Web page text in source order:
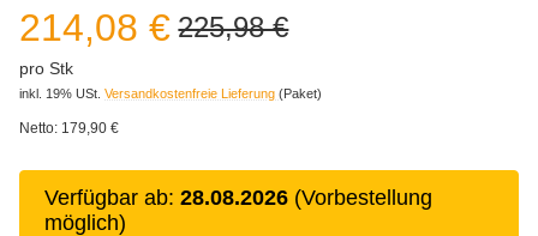
214,08 € 225,98 €
pro Stk
inkl. 19% USt. Versandkostenfreie Lieferung (Paket)
Netto: 179,90 €
Verfügbar ab: 28.08.2026 (Vorbestellung
möglich)